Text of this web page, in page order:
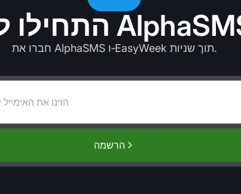
חברו את AlphaSMS ו‑EasyWeek תוך שניות.
הרשמה